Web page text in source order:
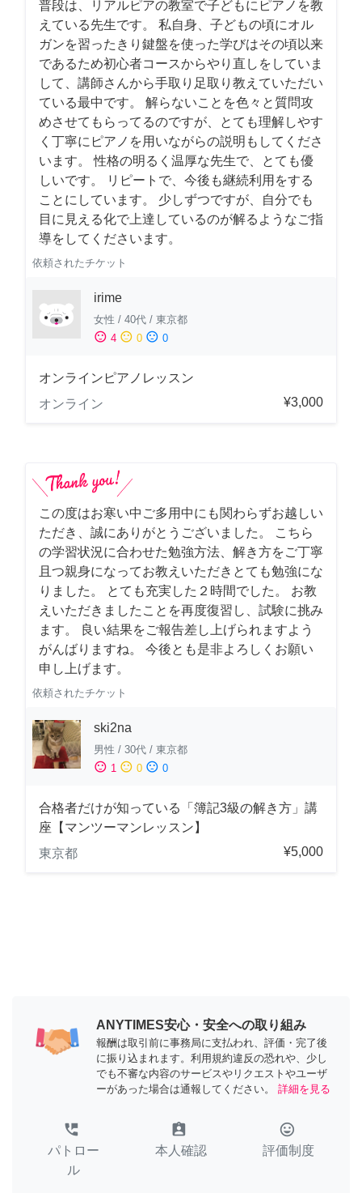
普段は、リアルピアの教室で子どもにピアノを教
えている先生です。 私自身、子どもの頃にオル
ガンを習ったきり鍵盤を使った学びはその頃以来
であるため初心者コースからやり直しをしていま
して、講師さんから手取り足取り教えていただい
ている最中です。 解らないことを色々と質問攻
めさせてもらってるのですが、とても理解しやす
く丁寧にピアノを用いながらの説明もしてくださ
います。 性格の明るく温厚な先生で、とても優
しいです。 リピートで、今後も継続利用をする
ことにしています。 少しずつですが、自分でも
目に見える化で上達しているのが解るようなご指
導をしてくださいます。
依頼されたチケット
irime
女性 / 40代 / 東京都
sentiment_satisfied 4 sentiment_neutral 0 sentiment_dissatisfied 0
オンラインピアノレッスン
オンライン
¥3,000
この度はお寒い中ご多用中にも関わらずお越しい
ただき、誠にありがとうございました。 こちら
の学習状況に合わせた勉強方法、解き方をご丁寧
且つ親身になってお教えいただきとても勉強にな
りました。 とても充実した２時間でした。 お教
えいただきましたことを再度復習し、試験に挑み
ます。 良い結果をご報告差し上げられますよう
がんばりますね。 今後とも是非よろしくお願い
申し上げます。
依頼されたチケット
ski2na
男性 / 30代 / 東京都
sentiment_satisfied 1 sentiment_neutral 0 sentiment_dissatisfied 0
合格者だけが知っている「簿記3級の解き方」講
座【マンツーマンレッスン】
東京都
¥5,000
ANYTIMES安心・安全への取り組み
報酬は取引前に事務局に支払われ、評価・完了後
に振り込まれます。利用規約違反の恐れや、少し
でも不審な内容のサービスやリクエストやユーザ
ーがあった場合は通報してください。
詳細を見る
perm_phone_msg
パトロー
ル
assignment_ind
本人確認
tag_faces
評価制度